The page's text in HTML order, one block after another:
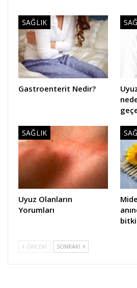
SAĞLIK
Gastroenterit Nedir?
SAĞLIK
Uyuz Olanların
Yorumları
ÖNCEKI SONRAKI